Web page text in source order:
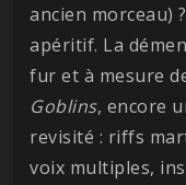
ancien morceau)
apéritif. La
fur et à mesure
Goblins, encore
revisité : riffs
voix multiples,